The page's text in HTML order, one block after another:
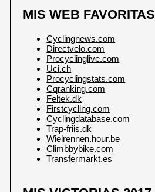
MIS WEB FAVORITAS
Cyclingnews.com
Directvelo.com
Procyclinglive.com
Uci.ch
Procyclingstats.com
Cqranking.com
Feltek.dk
Firstcycling.com
Cyclingdatabase.com
Trap-friis.dk
Wielrennen.hour.be
Climbbybike.com
Transfermarkt.es